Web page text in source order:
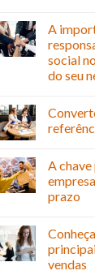
A
social
do seu
A chave
prazo
vendas